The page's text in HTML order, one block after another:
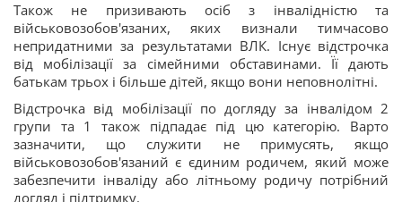
Також не призивають осіб з інвалідністю та
військовозобов'язаних, яких визнали тимчасово
непридатними за результатами ВЛК. Існує відстрочка
від мобілізації за сімейними обставинами. Її дають
батькам трьох і більше дітей, якщо вони неповнолітні.
Відстрочка від мобілізації по догляду за інвалідом 2
групи та 1 також підпадає під цю категорію. Варто
зазначити, що служити не примусять, якщо
військовозобов'язаний є єдиним родичем, який може
забезпечити інваліду або літньому родичу потрібний
догляд і підтримку.